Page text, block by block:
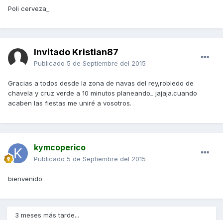
Poli cerveza_
Invitado Kristian87
Publicado 5 de Septiembre del 2015
Gracias a todos desde la zona de navas del rey,robledo de
chavela y cruz verde a 10 minutos planeando_ jajaja.cuando
acaben las fiestas me uniré a vosotros.
kymcoperico
Publicado 5 de Septiembre del 2015
bienvenido
3 meses más tarde...